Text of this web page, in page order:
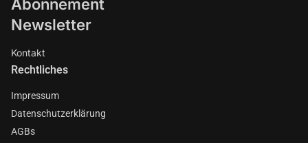
Abonnement
Newsletter
Kontakt
Rechtliches
Impressum
Datenschutzerklärung
AGBs